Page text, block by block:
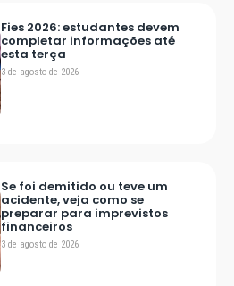
Fies 2026: estudantes devem
completar informações até
esta terça
3 de agosto de 2026
Se foi demitido ou teve um
acidente, veja como se
preparar para imprevistos
financeiros
3 de agosto de 2026